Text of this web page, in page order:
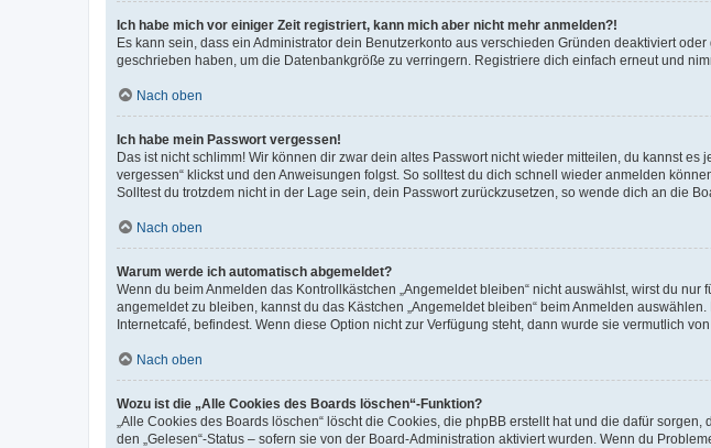
Ich habe mich vor einiger Zeit registriert, kann mich aber nicht mehr anmelden?!
Es kann sein, dass ein Administrator dein Benutzerkonto aus verschieden Gründen deaktiviert
geschrieben haben, um die Datenbankgröße zu verringern. Registriere dich einfach erneut und
Nach oben
Ich habe mein Passwort vergessen!
Das ist nicht schlimm! Wir können dir zwar dein altes Passwort nicht wieder mitteilen, du kannst
vergessen“ klickst und den Anweisungen folgst. So solltest du dich schnell wieder anmelden
Solltest du trotzdem nicht in der Lage sein, dein Passwort zurückzusetzen, so wende dich an die
Nach oben
Warum werde ich automatisch abgemeldet?
Wenn du beim Anmelden das Kontrollkästchen „Angemeldet bleiben“ nicht auswählst, wirst du
angemeldet zu bleiben, kannst du das Kästchen „Angemeldet bleiben“ beim Anmelden
Internetcafé, befindest. Wenn diese Option nicht zur Verfügung steht, dann wurde sie vermutlich
Nach oben
Wozu ist die „Alle Cookies des Boards löschen“-Funktion?
„Alle Cookies des Boards löschen“ löscht die Cookies, die phpBB erstellt hat und die dafür
den „Gelesen“-Status – sofern sie von der Board-Administration aktiviert wurden. Wenn du